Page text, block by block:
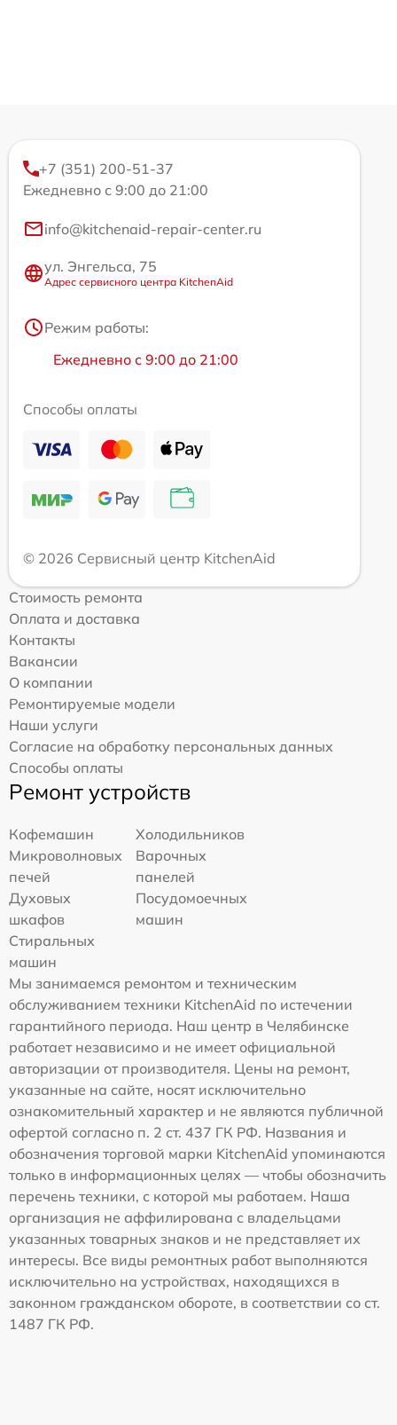
+7 (351) 200-51-37
Ежедневно с 9:00 до 21:00
info@kitchenaid-repair-center.ru
ул. Энгельса, 75
Адрес сервисного центра KitchenAid
Режим работы:
Ежедневно с 9:00 до 21:00
Способы оплаты
© 2026 Сервисный центр KitchenAid
Стоимость ремонта
Оплата и доставка
Контакты
Вакансии
О компании
Ремонтируемые модели
Наши услуги
Согласие на обработку персональных данных
Способы оплаты
Ремонт устройств
Кофемашин
Холодильников
Микроволновых
печей
Варочных
панелей
Духовых
шкафов
Посудомоечных
машин
Стиральных
машин
Мы занимаемся ремонтом и техническим
обслуживанием техники KitchenAid по истечении
гарантийного периода. Наш центр в Челябинске
работает независимо и не имеет официальной
авторизации от производителя. Цены на ремонт,
указанные на сайте, носят исключительно
ознакомительный характер и не являются публичной
офертой согласно п. 2 ст. 437 ГК РФ. Названия и
обозначения торговой марки KitchenAid упоминаются
только в информационных целях — чтобы обозначить
перечень техники, с которой мы работаем. Наша
организация не аффилирована с владельцами
указанных товарных знаков и не представляет их
интересы. Все виды ремонтных работ выполняются
исключительно на устройствах, находящихся в
законном гражданском обороте, в соответствии со ст.
1487 ГК РФ.